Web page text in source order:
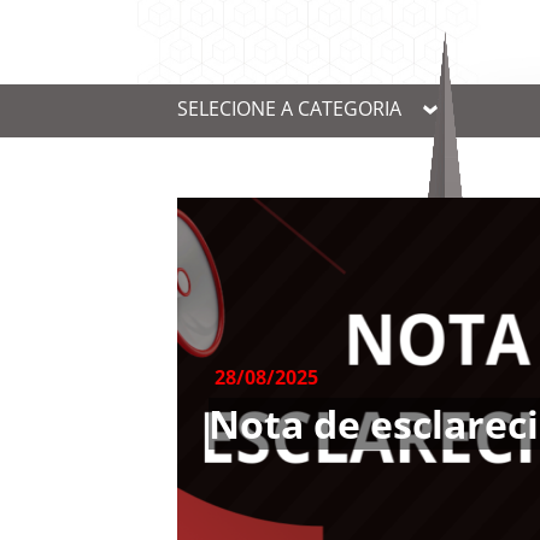
SELECIONE A CATEGORIA
28/08/2025
Nota de